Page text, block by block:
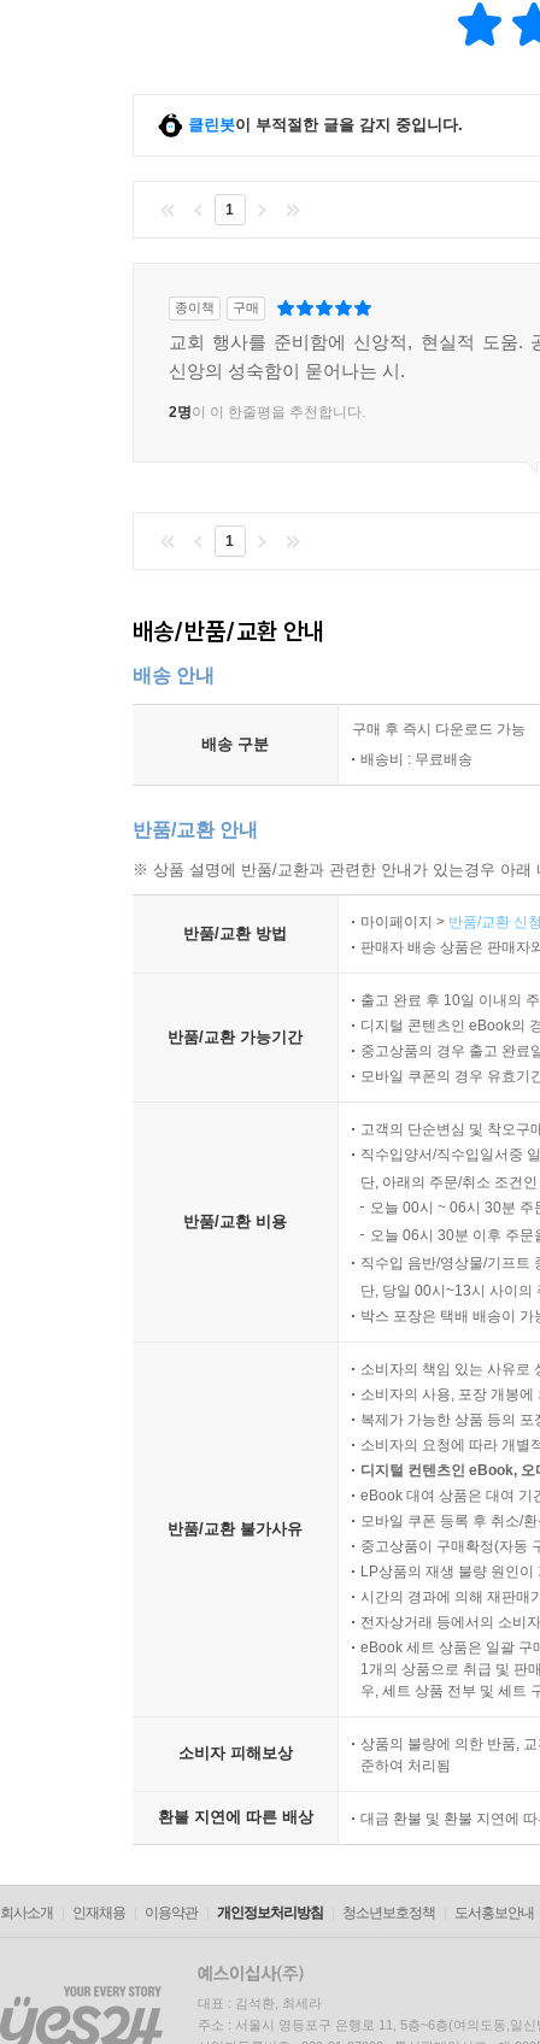
클린봇이 부적절한 글을 감지 중입니다.
1
종이책 구매
교회 행사를 준비함에 신앙적, 현실적 도움.
신앙의 성숙함이 묻어나는 시.
2명이 이 한줄평을 추천합니다.
1
배송/반품/교환 안내
배송 안내
배송 구분
구매 후 즉시 다운로드 가능
배송비 : 무료배송
반품/교환 안내
※ 상품 설명에 반품/교환과 관련한 안내가 있는경우 아
반품/교환 방법
마이페이지 > 반품/교환 신
판매자 배송 상품은 판매자
반품/교환 가능기간
출고 완료 후 10일 이내의
디지털 콘텐츠인 eBook의
중고상품의 경우 출고 완료
모바일 쿠폰의 경우 유효기
반품/교환 비용
고객의 단순변심 및 착오구
직수입양서/직수입일서중
단, 아래의 주문/취소 조건
오늘 00시 ~ 06시 30분
오늘 06시 30분 이후 주
직수입 음반/영상물/기프트
단, 당일 00시~13시 사이의
박스 포장은 택배 배송이
반품/교환 불가사유
소비자의 책임 있는 사유로
소비자의 사용, 포장 개봉
복제가 가능한 상품 등의
소비자의 요청에 따라 개별
디지털 컨텐츠인 eBook,
eBook 대여 상품은 대여 기
모바일 쿠폰 등록 후 취소/
중고상품이 구매확정(자동
LP상품의 재생 불량 원인
시간의 경과에 의해 재판매
전자상거래 등에서의 소비
eBook 세트 상품은 일괄 구
1개의 상품으로 취급 및 판
우, 세트 상품 전부 및 세트
소비자 피해보상
상품의 불량에 의한 반품,
준하여 처리됨
환불 지연에 따른 배상 대금 환불 및 환불 지연에
회사소개 인재채용 이용약관 개인정보처리방침 청소년보호정책 도서홍보안내
대표 : 김석환, 최세라
주소 : 서울시 영등포구 은행로 11, 5층~6층(여의도동,일신